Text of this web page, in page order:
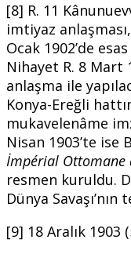
[8] R. 11
imtiyaz
Ocak 1902’de
Nihayet R. 8 Mart
anlaşma ile
Konya-Ereğli
mukavelenâme
Nisan 1903’te
İmpérial Ottomane
resmen kuruldu.
Dünya
[9] 18 Aralık 1903